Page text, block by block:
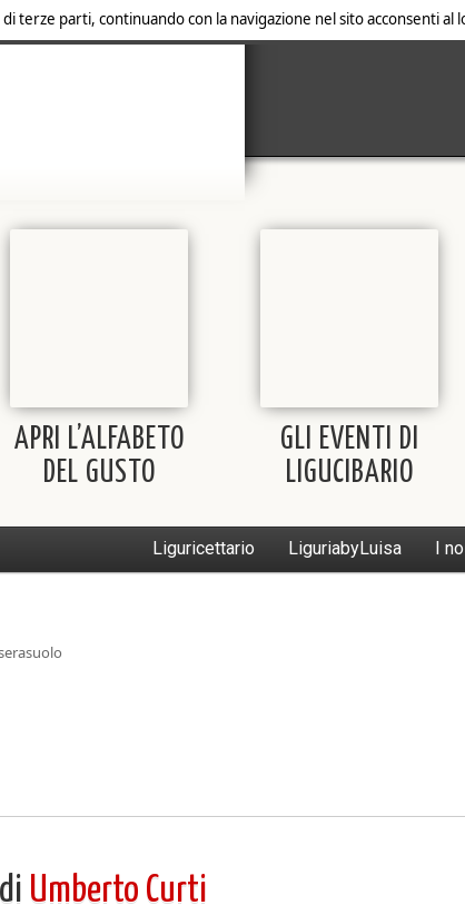
terze parti, continuando con la navigazione nel sito acconsenti
APRI L’ALFABETO
DEL GUSTO
GLI EVENTI DI
LIGUCIBARIO
Liguricettario LiguriabyLuisa I
Umberto Curti